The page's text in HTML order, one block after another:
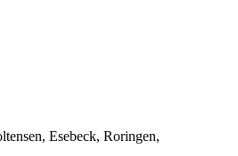
Esebeck, Roringen,